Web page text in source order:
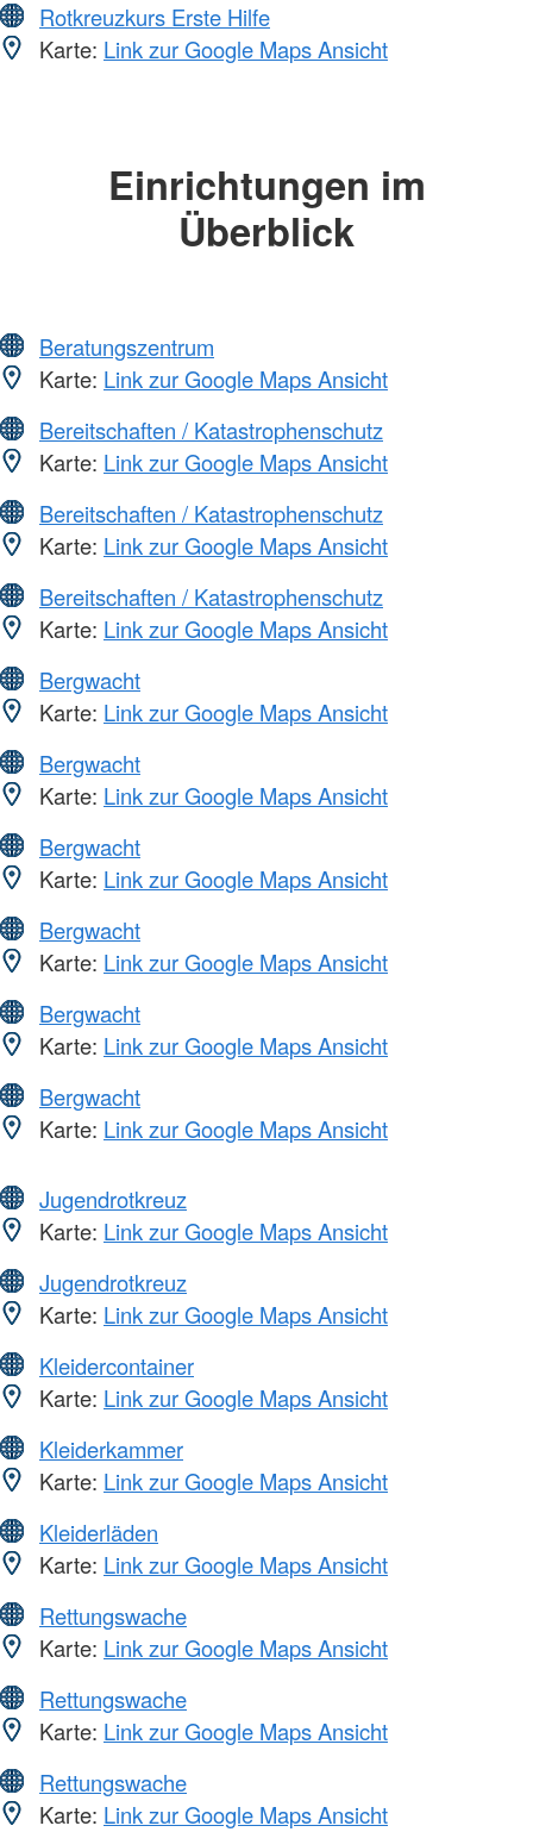
Rotkreuzkurs Erste Hilfe
Karte: Link zur Google Maps Ansicht
Einrichtungen im
Überblick
Beratungszentrum
Karte: Link zur Google Maps Ansicht
Bereitschaften / Katastrophenschutz
Karte: Link zur Google Maps Ansicht
Bereitschaften / Katastrophenschutz
Karte: Link zur Google Maps Ansicht
Bereitschaften / Katastrophenschutz
Karte: Link zur Google Maps Ansicht
Bergwacht
Karte: Link zur Google Maps Ansicht
Bergwacht
Karte: Link zur Google Maps Ansicht
Bergwacht
Karte: Link zur Google Maps Ansicht
Bergwacht
Karte: Link zur Google Maps Ansicht
Bergwacht
Karte: Link zur Google Maps Ansicht
Bergwacht
Karte: Link zur Google Maps Ansicht
Jugendrotkreuz
Karte: Link zur Google Maps Ansicht
Jugendrotkreuz
Karte: Link zur Google Maps Ansicht
Kleidercontainer
Karte: Link zur Google Maps Ansicht
Kleiderkammer
Karte: Link zur Google Maps Ansicht
Kleiderläden
Karte: Link zur Google Maps Ansicht
Rettungswache
Karte: Link zur Google Maps Ansicht
Rettungswache
Karte: Link zur Google Maps Ansicht
Rettungswache
Karte: Link zur Google Maps Ansicht